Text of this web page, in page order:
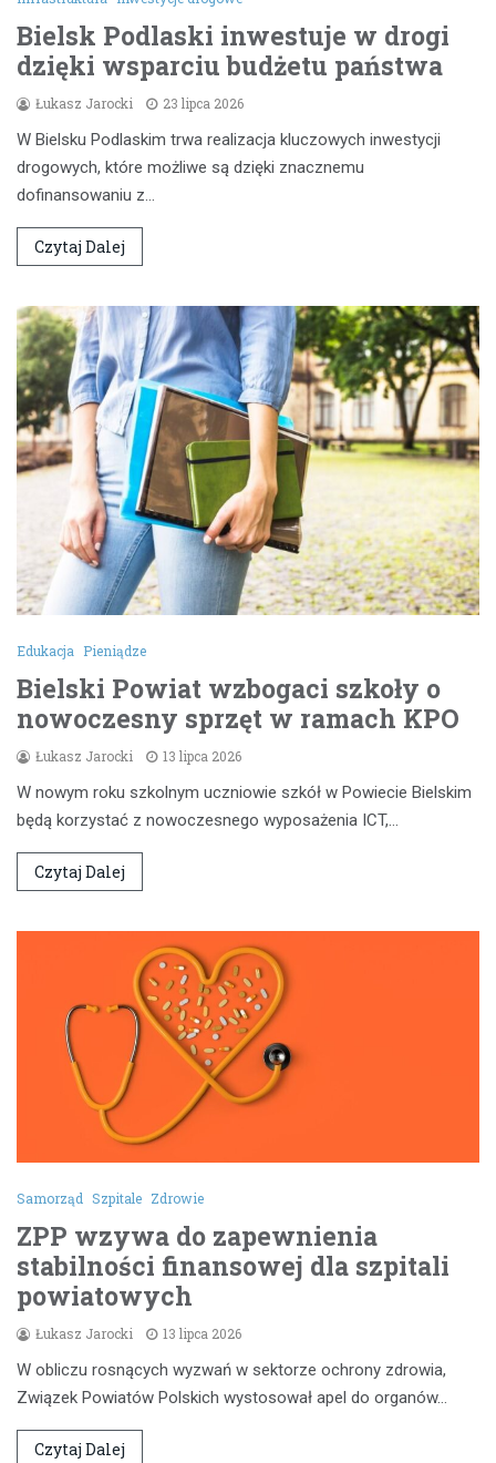
Bielsk Podlaski inwestuje w drogi
dzięki wsparciu budżetu państwa
Łukasz Jarocki 23 lipca 2026
W Bielsku Podlaskim trwa realizacja kluczowych inwestycji
drogowych, które możliwe są dzięki znacznemu
dofinansowaniu z…
Czytaj Dalej
Edukacja Pieniądze
Bielski Powiat wzbogaci szkoły o
nowoczesny sprzęt w ramach KPO
Łukasz Jarocki 13 lipca 2026
W nowym roku szkolnym uczniowie szkół w Powiecie Bielskim
będą korzystać z nowoczesnego wyposażenia ICT,…
Czytaj Dalej
Samorząd Szpitale Zdrowie
ZPP wzywa do zapewnienia
stabilności finansowej dla szpitali
powiatowych
Łukasz Jarocki 13 lipca 2026
W obliczu rosnących wyzwań w sektorze ochrony zdrowia,
Związek Powiatów Polskich wystosował apel do organów…
Czytaj Dalej